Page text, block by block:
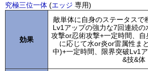
究極三位一体 (エッジ 専用)
効果
敵単体に自身のステータスで
Lv1アップの強力な7回連続の
攻撃or忍術攻撃+一定時間、
に応じて水or炎or雷属性ま
中)+一定時間、限界突破Lv1
&技&体